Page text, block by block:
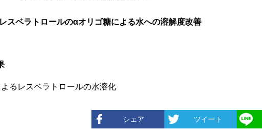
スベラトロールのαオリゴ糖による水への溶解度改善
るレスベラトロールの水溶化
シェア ツイート